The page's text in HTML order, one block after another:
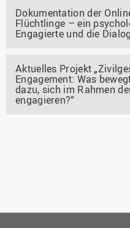
Dokumentation der
Flüchtlinge – ein
Engagierte und die
Aktuelles Projekt
Engagement: Was
dazu, sich im Rahmen
engagieren?“